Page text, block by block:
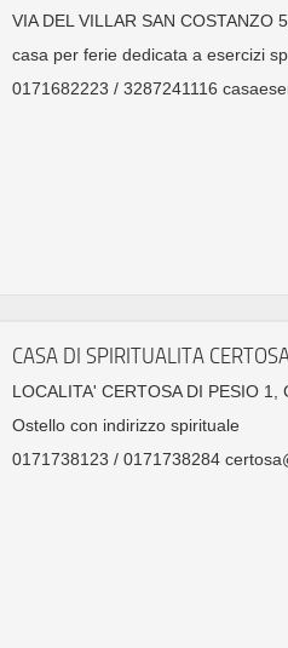
VIA DEL VILLAR SAN COSTANZO
casa per ferie dedicata a esercizi
0171682223 / 3287241116
CASA DI SPIRITUALITA
LOCALITA' CERTOSA DI PESIO 1,
Ostello con indirizzo spirituale
0171738123 / 0171738284